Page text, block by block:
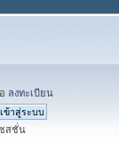
ลงทะเบียน
ซสชั่น